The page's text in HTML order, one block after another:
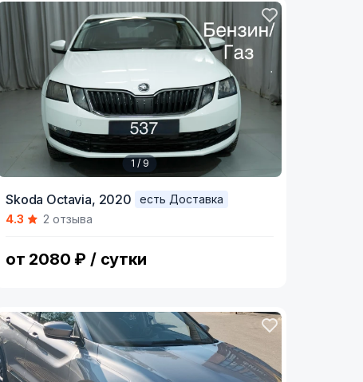
of
1 / 9
Skoda Octavia, 2020
есть Доставка
4.3
2 отзыва
от 2080 ₽ / сутки